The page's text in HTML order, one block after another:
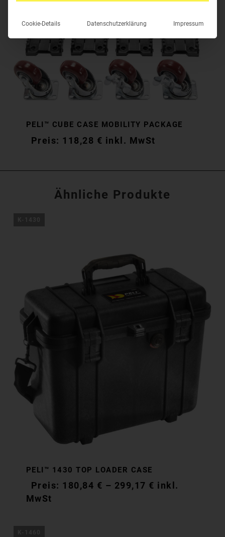
PELI™ CUBE CASE MOBILITY PACKAGE
118,28 € inkl. MwSt
Ähnliche Produkte
PELI™ 1430 TOP LOADER CASE
180,84 € – 299,17 € inkl.
MwSt
Cookie-Details Datenschutzerklärung Impressum